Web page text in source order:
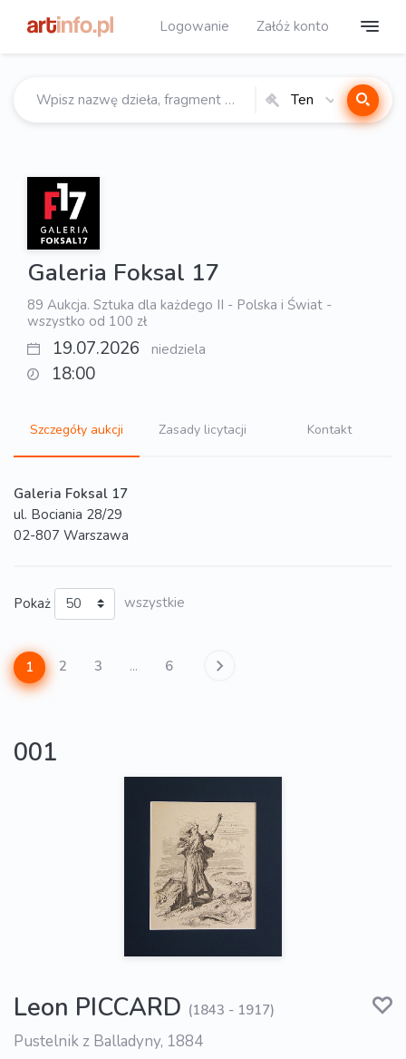
Logowanie Załóż konto
Ten
Galeria Foksal 17
89 Aukcja. Sztuka dla każdego II - Polska i Świat -
wszystko od 100 zł
19.07.2026 niedziela
18:00
Szczegóły aukcji Zasady licytacji Kontakt
Galeria Foksal 17
ul. Bociania 28/29
02-807 Warszawa
Pokaż wszystkie
1 2 3 ... 6
001
Leon PICCARD (1843 - 1917)
Pustelnik z Balladyny, 1884